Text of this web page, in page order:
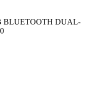
BLUETOOTH DUAL-